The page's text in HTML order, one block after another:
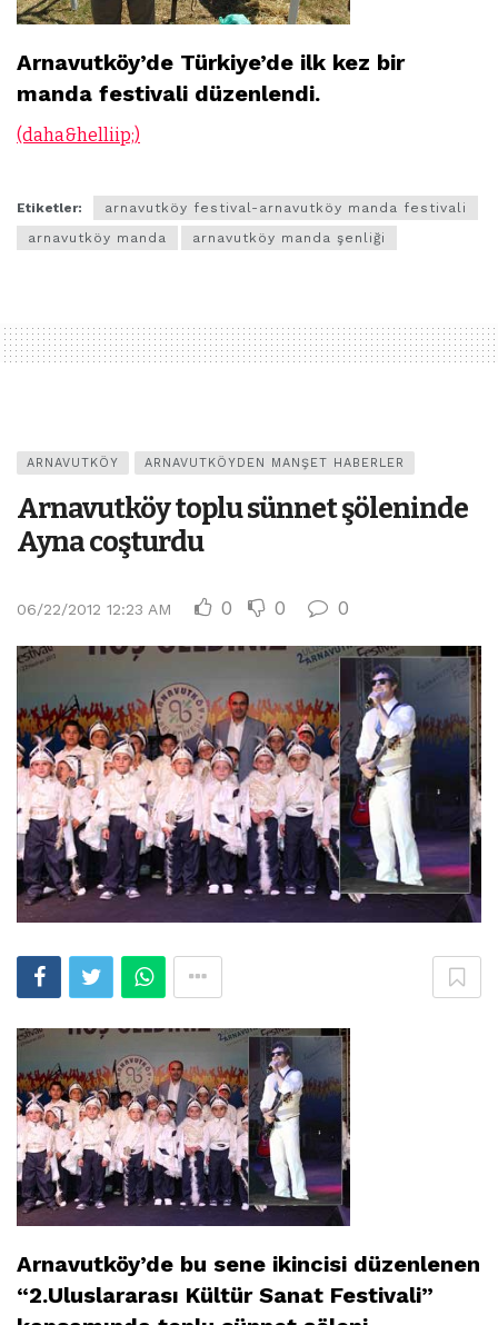
Arnavutköy’de Türkiye’de ilk kez bir
manda festivali düzenlendi.
(daha&helliip;)
Etiketler:
arnavutköy festival-arnavutköy manda festivali
arnavutköy manda
arnavutköy manda şenliği
ARNAVUTKÖY ARNAVUTKÖYDEN MANŞET HABERLER
Arnavutköy toplu sünnet şöleninde
Ayna coşturdu
06/22/2012 12:23 AM 0 0 0
Arnavutköy’de bu sene ikincisi düzenlenen
“2.Uluslararası Kültür Sanat Festivali”